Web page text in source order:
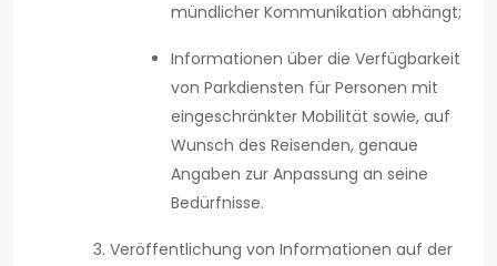
mündlicher Kommunikation abhängt;
Informationen über die Verfügbarkeit
von Parkdiensten für Personen mit
eingeschränkter Mobilität sowie, auf
Wunsch des Reisenden, genaue
Angaben zur Anpassung an seine
Bedürfnisse.
Veröffentlichung von Informationen auf der